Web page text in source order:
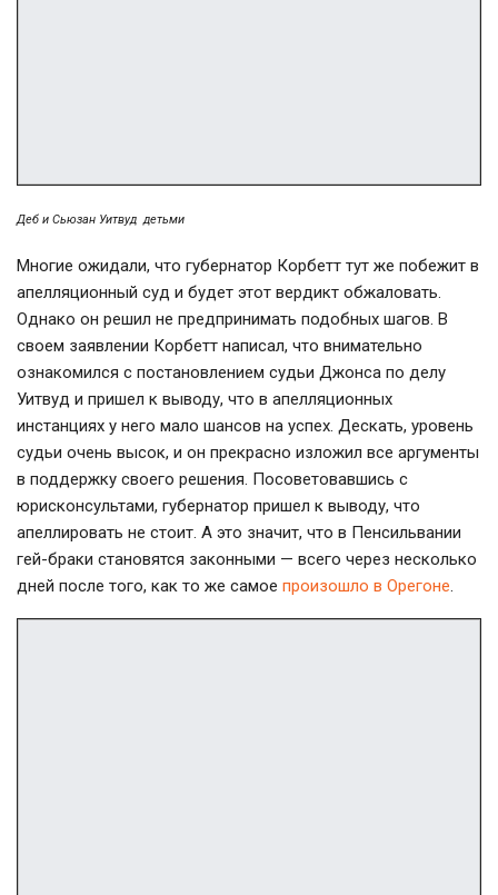
Деб и Сьюзан Уитвуд детьми
Многие ожидали, что губернатор Корбетт тут же побежит в
апелляционный суд и будет этот вердикт обжаловать.
Однако он решил не предпринимать подобных шагов. В
своем заявлении Корбетт написал, что внимательно
ознакомился с постановлением судьи Джонса по делу
Уитвуд и пришел к выводу, что в апелляционных
инстанциях у него мало шансов на успех. Дескать, уровень
судьи очень высок, и он прекрасно изложил все аргументы
в поддержку своего решения. Посоветовавшись с
юрисконсультами, губернатор пришел к выводу, что
апеллировать не стоит. А это значит, что в Пенсильвании
гей-браки становятся законными — всего через несколько
дней после того, как то же самое произошло в Орегоне.